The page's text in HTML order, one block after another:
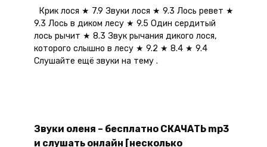
Крик лося ★ 7.9 Звуки лося ★ 9.3 Лось ревет ★
9.3 Лось в диком лесу ★ 9.5 Один сердитый
лось рычит ★ 8.3 Звук рычания дикого лося,
которого слышно в лесу ★ 9.2 ★ 8.4 ★ 9.4
Слушайте ещё звуки на тему .
Звуки оленя – бесплатно СКАЧАТЬ mp3
и слушать онлайн [несколько